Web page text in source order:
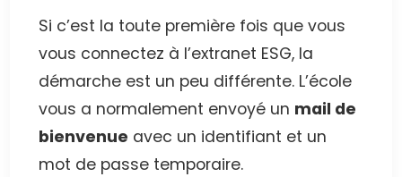
Si c’est la toute première fois que vous
vous connectez à l’extranet ESG, la
démarche est un peu différente. L’école
vous a normalement envoyé un mail de
bienvenue avec un identifiant et un
mot de passe temporaire.